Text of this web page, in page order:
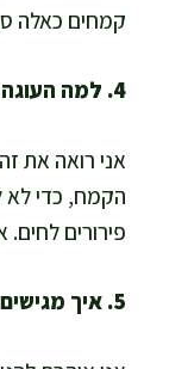
קמחים כאלה
4. למה העוגה לפעמים יוצאת דחוסה, ואיך שומרים על מרקם אוורירי?
אני רואה את
הקמח, כדי לא
פירורים לחים. אם הבננות
5. איך מגישים את העוגה בצורה מאוזנת כחלק מאורח חיים בריא?